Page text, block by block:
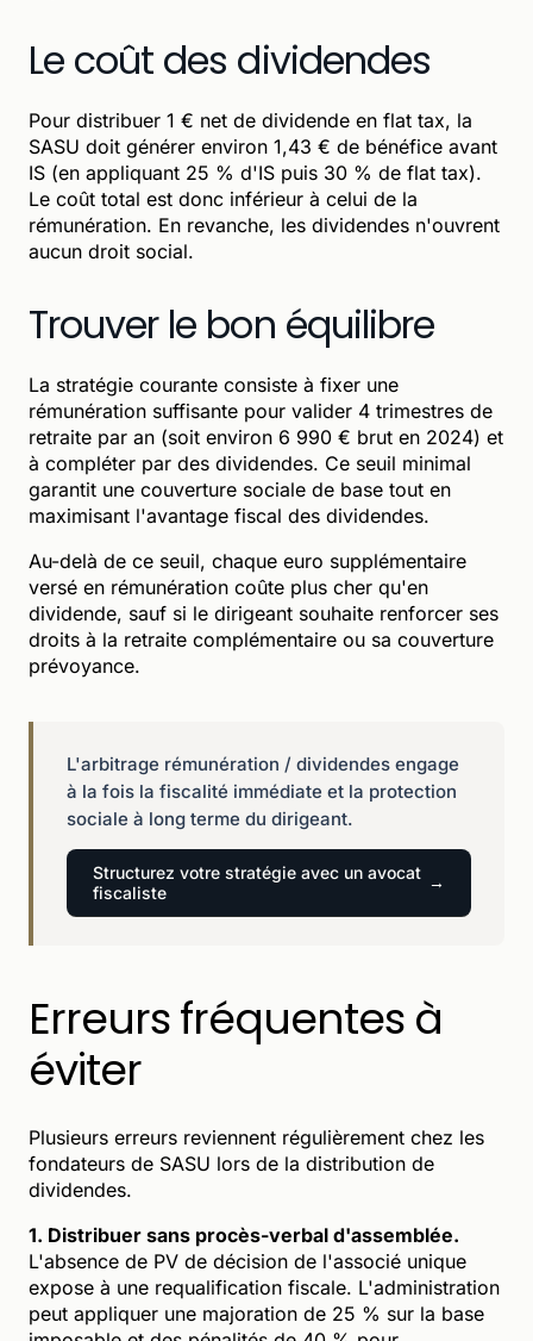
Le coût des dividendes
Pour distribuer 1 € net de dividende en flat tax, la
SASU doit générer environ 1,43 € de bénéfice avant
IS (en appliquant 25 % d'IS puis 30 % de flat tax).
Le coût total est donc inférieur à celui de la
rémunération. En revanche, les dividendes n'ouvrent
aucun droit social.
Trouver le bon équilibre
La stratégie courante consiste à fixer une
rémunération suffisante pour valider 4 trimestres de
retraite par an (soit environ 6 990 € brut en 2024) et
à compléter par des dividendes. Ce seuil minimal
garantit une couverture sociale de base tout en
maximisant l'avantage fiscal des dividendes.
Au-delà de ce seuil, chaque euro supplémentaire
versé en rémunération coûte plus cher qu'en
dividende, sauf si le dirigeant souhaite renforcer ses
droits à la retraite complémentaire ou sa couverture
prévoyance.
L'arbitrage rémunération / dividendes engage
à la fois la fiscalité immédiate et la protection
sociale à long terme du dirigeant.
Structurez votre stratégie avec un avocat
fiscaliste
Erreurs fréquentes à
éviter
Plusieurs erreurs reviennent régulièrement chez les
fondateurs de SASU lors de la distribution de
dividendes.
1. Distribuer sans procès-verbal d'assemblée.
L'absence de PV de décision de l'associé unique
expose à une requalification fiscale. L'administration
peut appliquer une majoration de 25 % sur la base